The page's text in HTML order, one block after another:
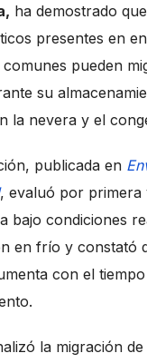
ha demostrado
presentes en
pueden
su
la nevera y el
publicada en
, evaluó por primera
bajo condiciones
en frío y constató
con el tiempo
la migración de